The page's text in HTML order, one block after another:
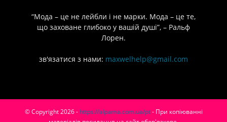
“Мода – це не лейбли і не марки. Мода – це те,
що заховане глибоко у вашій душі”, – Ральф
Лорен.
зв'язатися з нами: maxwelhelp@gmail.com
© Copyright 2026 - https://alpama.com.ua/pt- При копіюванні